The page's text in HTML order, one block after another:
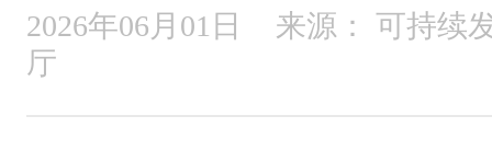
2026年06月01日 来源： 可持续
厅